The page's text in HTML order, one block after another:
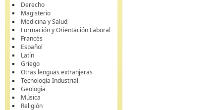
Derecho
Magisterio
Medicina y Salud
Formación y Orientación Laboral
Francés
Español
Latín
Griego
Otras lenguas extranjeras
Tecnología Industrial
Geología
Música
Religión